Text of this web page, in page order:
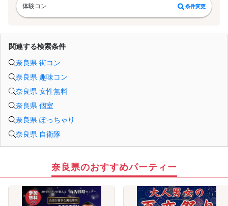
体験コン 条件変更
関連する検索条件
奈良県 街コン
奈良県 趣味コン
奈良県 女性無料
奈良県 個室
奈良県 ぽっちゃり
奈良県 自衛隊
奈良県のおすすめパーティー